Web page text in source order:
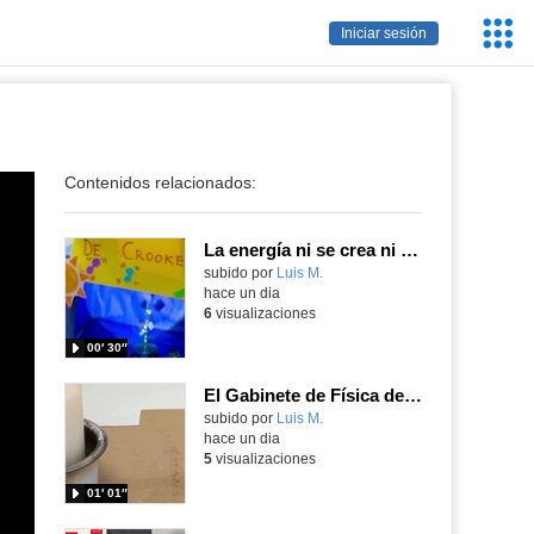
Iniciar sesión
Contenidos relacionados:
La energía ni se crea ni se destruye... ¡se experimenta! El Tierno en la Feria Madrid es Ciencia 2026
Contenido educativo.
subido por Luis M.
00′ 30″
hace un dia
6visualizaciones
El Gabinete de Física del IES Enrique Tierno Galván de Parla (Curso 25-26)
Contenido educativo.
subido por Luis M.
01′ 01″
hace un dia
5visualizaciones